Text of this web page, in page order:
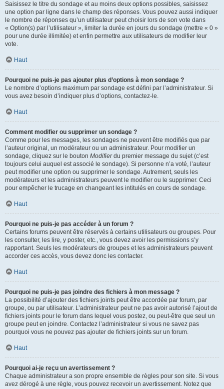
Saisissez le titre du sondage et au moins deux options possibles, saisissez
une option par ligne dans le champ des réponses. Vous pouvez aussi indiquer
le nombre de réponses qu’un utilisateur peut choisir lors de son vote dans
« Option(s) par l’utilisateur », limiter la durée en jours du sondage (mettre « 0 »
pour une durée illimitée) et enfin permettre aux utilisateurs de modifier leur
vote.
Haut
Pourquoi ne puis-je pas ajouter plus d’options à mon sondage ?
Le nombre d’options maximum par sondage est défini par l’administrateur. Si
vous avez besoin d’indiquer plus d’options, contactez-le.
Haut
Comment modifier ou supprimer un sondage ?
Comme pour les messages, les sondages ne peuvent être modifiés que par
l’auteur original, un modérateur ou un administrateur. Pour modifier un
sondage, cliquez sur le bouton Modifierdu premier message du sujet (c’est
toujours celui auquel est associé le sondage). Si personne n’a voté, l’auteur
peut modifier une option ou supprimer le sondage. Autrement, seuls les
modérateurs et les administrateurs peuvent le modifier ou le supprimer. Ceci
pour empêcher le trucage en changeant les intitulés en cours de sondage.
Haut
Pourquoi ne puis-je pas accéder à un forum ?
Certains forums peuvent être réservés à certains utilisateurs ou groupes. Pour
les consulter, les lire, y poster, etc., vous devez avoir les permissions s’y
rapportant. Seuls les modérateurs de groupes et les administrateurs peuvent
accorder ces accès, vous devez donc les contacter.
Haut
Pourquoi ne puis-je pas joindre des fichiers à mon message ?
La possibilité d’ajouter des fichiers joints peut être accordée par forum, par
groupe, ou par utilisateur. L’administrateur peut ne pas avoir autorisé l’ajout de
fichiers joints pour le forum dans lequel vous postez, ou peut-être que seul un
groupe peut en joindre. Contactez l’administrateur si vous ne savez pas
pourquoi vous ne pouvez pas ajouter de fichiers joints sur un forum.
Haut
Pourquoi ai-je reçu un avertissement ?
Chaque administrateur a son propre ensemble de règles pour son site. Si vous
avez dérogé à une règle, vous pouvez recevoir un avertissement. Notez que